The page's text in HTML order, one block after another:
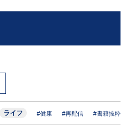
ライフ #健康 #再配信 #書籍抜粋